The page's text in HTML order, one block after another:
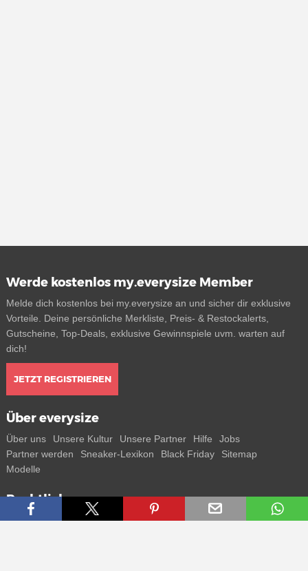
Werde kostenlos my.everysize Member
Melde dich kostenlos bei my.everysize an und sicher dir exklusive
Vorteile. Deine persönliche Merkliste, Preis- & Restockalerts,
Gutscheine, Top-Deals, exklusive Gewinnspiele uvm. warten auf
dich!
JETZT REGISTRIEREN
Über everysize
Über uns Unsere Kultur Unsere Partner Hilfe
Jobs
Partner werden
Sneaker-Lexikon Black Friday
Sitemap
Modelle
Rechtliches
AGB Datenschutz Impressum Kontakt